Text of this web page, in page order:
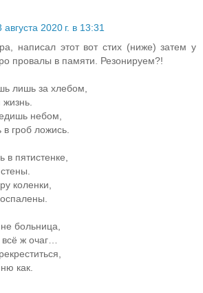
августа 2020 г. в 13:31
написал этот вот стих (ниже) затем у
провалы в памяти. Резонируем?!
лишь за хлебом,
жизнь.
небом,
гроб ложись.
пятистенке,
коленки,
больница,
ж очаг…
как.